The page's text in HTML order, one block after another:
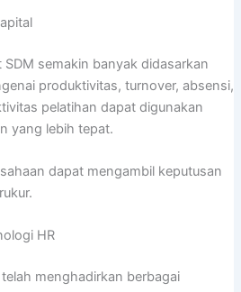
semakin banyak didasarkan
produktivitas, turnover, absensi,
pelatihan dapat digunakan
yang lebih tepat.
dapat mengambil keputusan
HR
menghadirkan berbagai